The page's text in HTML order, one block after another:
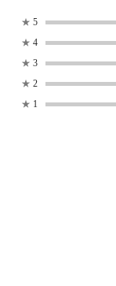
★ 5
★ 4
★ 3
★ 2
★ 1